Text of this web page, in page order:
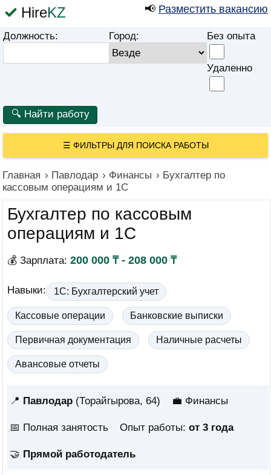
HireKZ 📢 Разместить вакансию
Должность: Город: Без опыта
Удаленно
☰ ФИЛЬТРЫ ДЛЯ ПОИСКА РАБОТЫ
Главная › Павлодар › Финансы › Бухгалтер по
кассовым операциям и 1С
Бухгалтер по кассовым
операциям и 1С
💰 Зарплата: 200 000 ₸ - 208 000 ₸
Навыки: 1С: Бухгалтерский учет
Кассовые операции Банковские выписки
Первичная документация Наличные расчеты
Авансовые отчеты
📍 Павлодар (Торайгырова, 64) 💼 Финансы
📅 Полная занятость Опыт работы: от 3 года
🤝 Прямой работодатель